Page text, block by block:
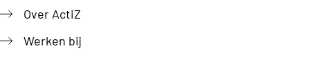
Over ActiZ
Werken bij